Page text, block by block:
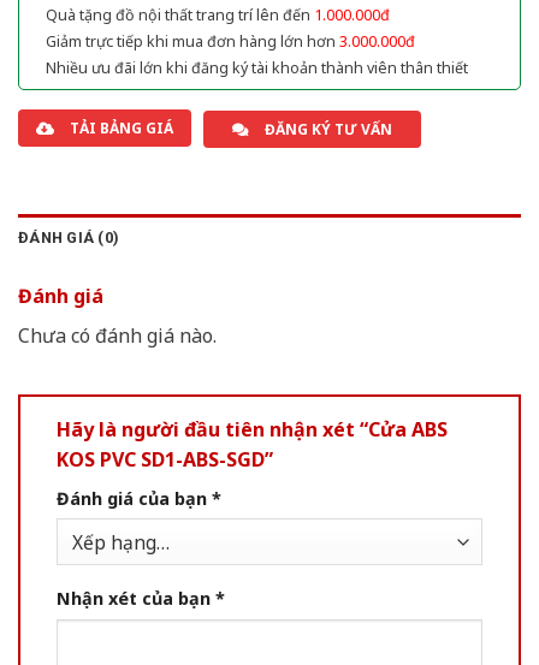
Quà tặng đồ nội thất trang trí lên đến 1.000.000đ
Giảm trực tiếp khi mua đơn hàng lớn hơn 3.000.000đ
Nhiều ưu đãi lớn khi đăng ký tài khoản thành viên thân thiết
TẢI BẢNG GIÁ ĐĂNG KÝ TƯ VẤN
ĐÁNH GIÁ (0)
Đánh giá
Chưa có đánh giá nào.
Hãy là người đầu tiên nhận xét “Cửa ABS
KOS PVC SD1-ABS-SGD”
Đánh giá của bạn *
Nhận xét của bạn *